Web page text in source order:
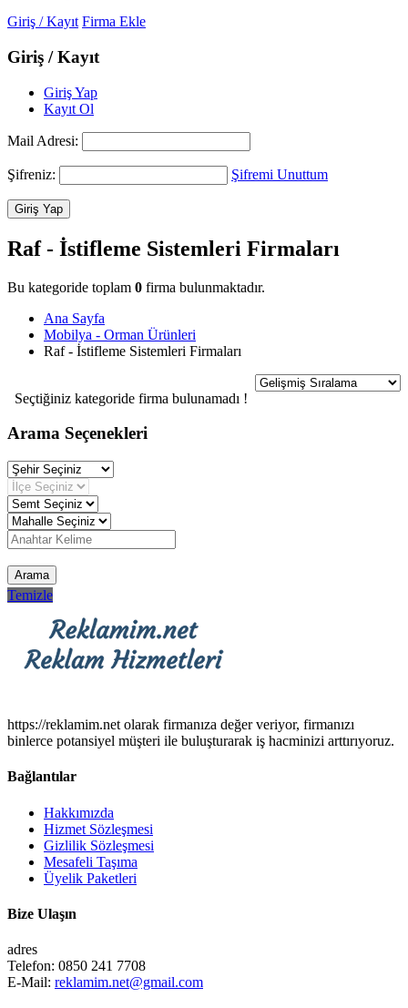
Giriş / Kayıt Firma Ekle
Giriş / Kayıt
Giriş Yap
Kayıt Ol
Mail Adresi:
Şifreniz: Şifremi Unuttum
Raf - İstifleme Sistemleri Firmaları
Bu kategoride toplam 0 firma bulunmaktadır.
Ana Sayfa
Mobilya - Orman Ürünleri
Raf - İstifleme Sistemleri Firmaları
Seçtiğiniz kategoride firma bulunamadı !
Arama Seçenekleri
Arama
Temizle
https://reklamim.net olarak firmanıza değer veriyor, firmanızı
binlerce potansiyel müşteri ile buluşturarak iş hacminizi arttırıyoruz.
Bağlantılar
Hakkımızda
Hizmet Sözleşmesi
Gizlilik Sözleşmesi
Mesafeli Taşıma
Üyelik Paketleri
Bize Ulaşın
adres
Telefon: 0850 241 7708
E-Mail: reklamim.net@gmail.com